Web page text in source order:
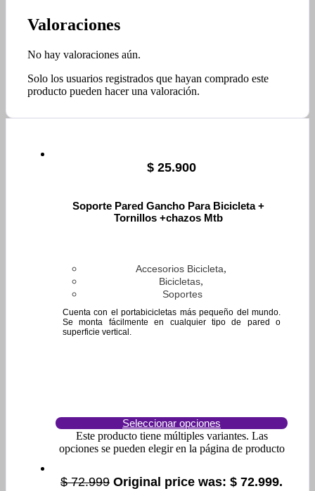
Valoraciones
No hay valoraciones aún.
Solo los usuarios registrados que hayan comprado este
producto pueden hacer una valoración.
$ 25.900
Soporte Pared Gancho Para Bicicleta +
Tornillos +chazos Mtb
Accesorios Bicicleta,
Bicicletas,
Soportes
Cuenta con el portabicicletas más pequeño del mundo.
Se monta fácilmente en cualquier tipo de pared o
superficie vertical.
Seleccionar opciones
Este producto tiene múltiples variantes. Las
opciones se pueden elegir en la página de producto
$72.999 Original price was: $ 72.999.